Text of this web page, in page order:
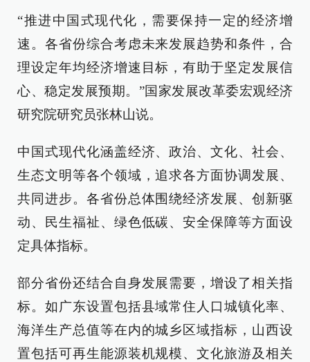
“推进中国式现代化，需要保持一定的经济增
速。各省份综合考虑未来发展趋势和条件，合
理设定年均经济增速目标，有助于坚定发展信
心、稳定发展预期。”国家发展改革委宏观经济
研究院研究员张林山说。
中国式现代化涵盖经济、政治、文化、社会、
生态文明等各个领域，追求各方面协调发展、
共同进步。各省份总体围绕经济发展、创新驱
动、民生福祉、绿色低碳、安全保障等方面设
定具体指标。
部分省份还结合自身发展需要，增设了相关指
标。如广东设置包括县域常住人口城镇化率、
海洋生产总值等在内的城乡区域指标，山西设
置包括可再生能源装机规模、文化旅游及相关